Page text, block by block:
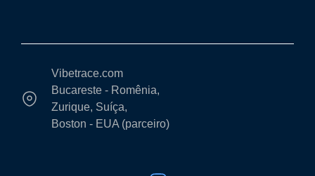
Vibetrace.com
Bucareste - Romênia,
Zurique, Suíça,
Boston - EUA (parceiro)